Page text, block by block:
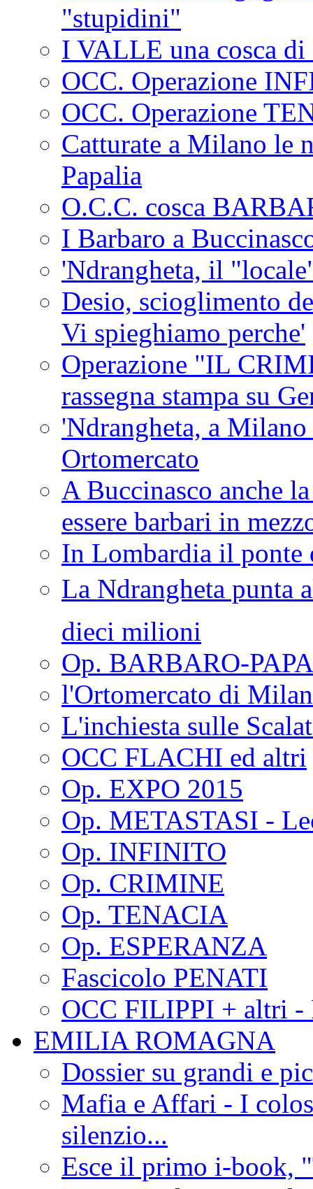
"stupidini"
I VALLE una cosca
OCC. Operazione
OCC. Operazione
Catturate a Milano le
Papalia
O.C.C. cosca
I Barbaro a
'Ndrangheta, il
Desio, scioglimento
Vi spieghiamo perche'
Operazione "IL
rassegna stampa su
'Ndrangheta, a Milano
Ortomercato
A Buccinasco anche
essere barbari in
In Lombardia il ponte
La Ndrangheta
dieci milioni
Op. BARBARO-
l'Ortomercato di
L'inchiesta sulle
OCC FLACHI ed altri
Op. EXPO 2015
Op. METASTASI -
Op. INFINITO
Op. CRIMINE
Op. TENACIA
Op. ESPERANZA
Fascicolo PENATI
OCC FILIPPI + altri -
EMILIA ROMAGNA
Dossier su grandi e
Mafia e Affari - I
silenzio...
Esce il primo i-book,